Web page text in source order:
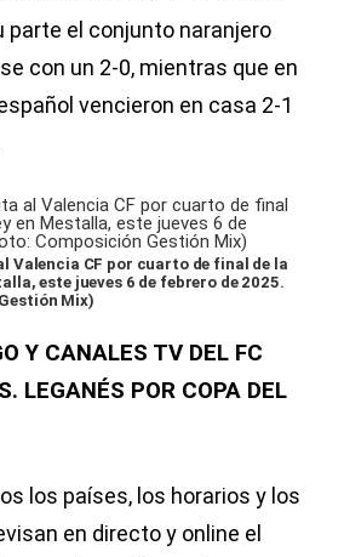
parte el conjunto naranjero
con un 2-0, mientras que en
vencieron en casa 2-1
Valencia CF por cuarto de final de la
este jueves 6 de febrero de 2025.
Mix)
Y CANALES TV DEL FC
LEGANÉS POR COPA DEL
los países, los horarios y los
en directo y online el